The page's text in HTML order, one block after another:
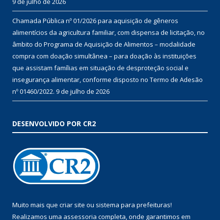
Chamada Pública nº 01/2026 para aquisição de gêneros
alimentícios da agricultura familiar, com dispensa de licitação, no
âmbito do Programa de Aquisição de Alimentos – modalidade
compra com doação simultânea – para doação às instituições
que assistam famílias em situação de desproteção social e
insegurança alimentar, conforme disposto no Termo de Adesão
nº 01460/2022. 9 de julho de 2026
DESENVOLVIDO POR CR2
Muito mais que criar site ou sistema para prefeituras!
Realizamos uma assessoria completa, onde garantimos em